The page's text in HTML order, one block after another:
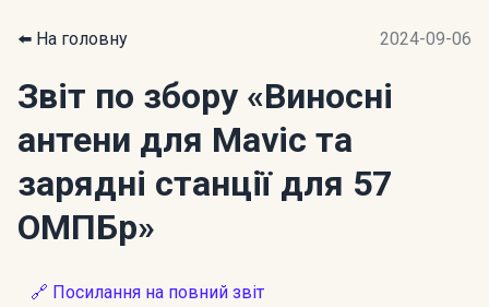
⬅️ На головну 2024-09-06
Звіт по збору «Виносні
антени для Mavic та
зарядні станції для 57
ОМПБр»
🔗 Посилання на повний звіт